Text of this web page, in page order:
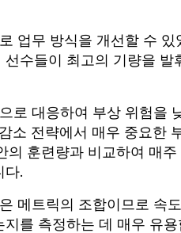
업무 방식을 개선할 수
수들이 최고의 기량을
로 대응하여 부상 위험을
소 전략에서 매우 중요한
훈련량과 비교하여 매
다.
메트릭의 조합이므로 속
를 측정하는 데 매우 유용